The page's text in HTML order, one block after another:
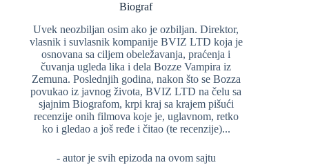
Biograf
Uvek neozbiljan osim ako je ozbiljan. Direktor,
vlasnik i suvlasnik kompanije BVIZ LTD koja je
osnovana sa ciljem obeležavanja, praćenja i
čuvanja ugleda lika i dela Bozze Vampira iz
Zemuna. Poslednjih godina, nakon što se Bozza
povukao iz javnog života, BVIZ LTD na čelu sa
sjajnim Biografom, krpi kraj sa krajem pišući
recenzije onih filmova koje je, uglavnom, retko
ko i gledao a još ređe i čitao (te recenzije)...
- autor je svih epizoda na ovom sajtu